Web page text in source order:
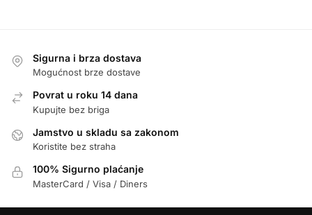
Sigurna i brza dostava
Mogućnost brze dostave
Povrat u roku 14 dana
Kupujte bez briga
Jamstvo u skladu sa zakonom
Koristite bez straha
100% Sigurno plaćanje
MasterCard / Visa / Diners